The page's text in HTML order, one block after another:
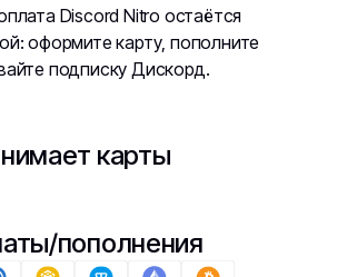
Discord Nitro остаётся
оформите карту, пополните
подписку Дискорд.
карты
пополнения